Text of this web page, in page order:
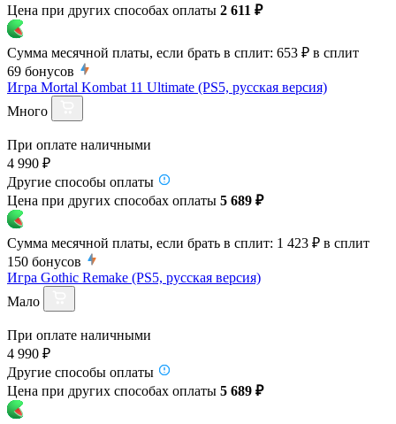
Цена при других способах оплаты 2 611 ₽
Сумма месячной платы, если брать в сплит: 653 ₽ в сплит
69 бонусов
Игра Mortal Kombat 11 Ultimate (PS5, русская версия)
Много
При оплате наличными
4 990 ₽
Другие способы оплаты
Цена при других способах оплаты 5 689 ₽
Сумма месячной платы, если брать в сплит: 1 423 ₽ в сплит
150 бонусов
Игра Gothic Remake (PS5, русская версия)
Мало
При оплате наличными
4 990 ₽
Другие способы оплаты
Цена при других способах оплаты 5 689 ₽